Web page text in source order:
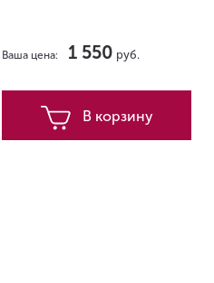
Ваша цена: 1 550 руб.
В корзину